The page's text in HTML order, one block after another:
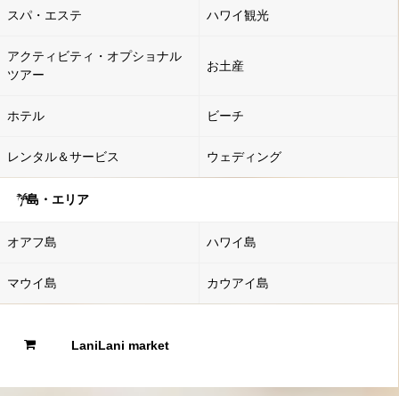
スパ・エステ ハワイ観光
アクティビティ・オプショナル
ツアー
お土産
ホテル ビーチ
レンタル＆サービス ウェディング
島・エリア
オアフ島 ハワイ島
マウイ島 カウアイ島
LaniLani market